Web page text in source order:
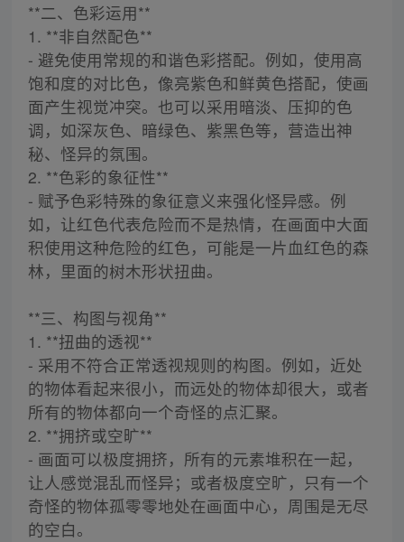
**二、色彩运用**
1. **非自然配色**
- 避免使用常规的和谐色彩搭配。例如，使用高
饱和度的对比色，像亮紫色和鲜黄色搭配，使画
面产生视觉冲突。也可以采用暗淡、压抑的色
调，如深灰色、暗绿色、紫黑色等，营造出神
秘、怪异的氛围。
2. **色彩的象征性**
- 赋予色彩特殊的象征意义来强化怪异感。例
如，让红色代表危险而不是热情，在画面中大面
积使用这种危险的红色，可能是一片血红色的森
林，里面的树木形状扭曲。
**三、构图与视角**
1. **扭曲的透视**
- 采用不符合正常透视规则的构图。例如，近处
的物体看起来很小，而远处的物体却很大，或者
所有的物体都向一个奇怪的点汇聚。
2. **拥挤或空旷**
- 画面可以极度拥挤，所有的元素堆积在一起，
让人感觉混乱而怪异；或者极度空旷，只有一个
奇怪的物体孤零零地处在画面中心，周围是无尽
的空白。